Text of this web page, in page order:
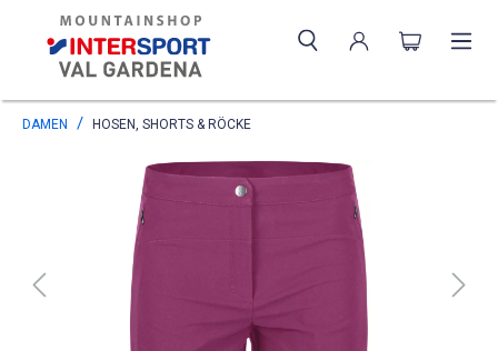
DAMEN HOSEN, SHORTS & RÖCKE